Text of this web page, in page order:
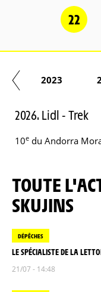
22
2023
2026. Lidl - Trek
10e du Andorra
TOUTE L'ACTUALITÉ DE T.
SKUJINS
DÉPÊCHES
LE SPÉCIALISTE DE LA
21/07 - 14:48